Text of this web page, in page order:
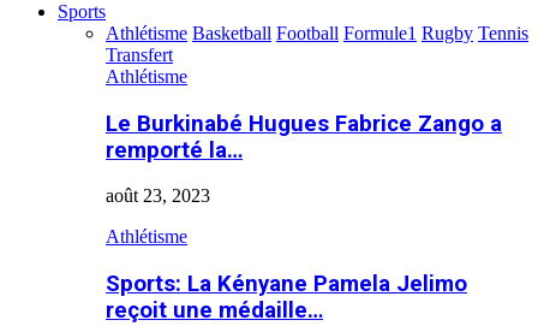
Sports
Athlétisme Basketball Football Formule1 Rugby Tennis
Transfert
Athlétisme
Le Burkinabé Hugues Fabrice Zango a
remporté la…
août 23, 2023
Athlétisme
Sports: La Kényane Pamela Jelimo
reçoit une médaille…